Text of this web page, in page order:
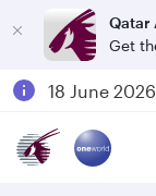
Qatar
Get